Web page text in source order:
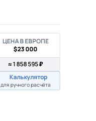
ЦЕНА В ЕВРОПЕ
$23 000
≈ 1 858 595 ₽
Калькулятор
для ручного расчёта